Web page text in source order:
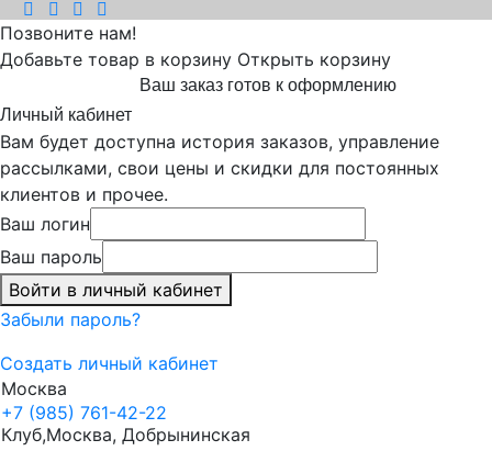
Позвоните нам!
Добавьте товар в корзину Открыть корзину
Ваш заказ готов к оформлению
Личный кабинет
Вам будет доступна история заказов, управление
рассылками, свои цены и скидки для постоянных
клиентов и прочее.
Ваш логин
Ваш пароль
Войти в личный кабинет
Забыли пароль?
Создать личный кабинет
Москва
+7 (985) 761-42-22
Клуб,Москва, Добрынинская